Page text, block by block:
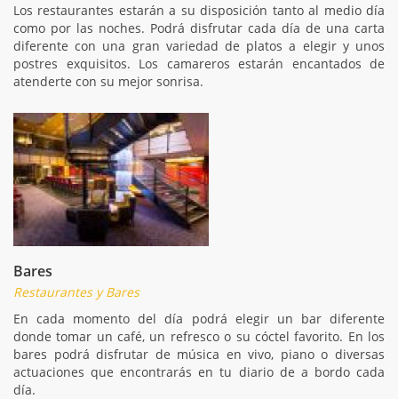
Los restaurantes estarán a su disposición tanto al medio día
como por las noches. Podrá disfrutar cada día de una carta
diferente con una gran variedad de platos a elegir y unos
postres exquisitos. Los camareros estarán encantados de
atenderte con su mejor sonrisa.
Bares
Restaurantes y Bares
En cada momento del día podrá elegir un bar diferente
donde tomar un café, un refresco o su cóctel favorito. En los
bares podrá disfrutar de música en vivo, piano o diversas
actuaciones que encontrarás en tu diario de a bordo cada
día.